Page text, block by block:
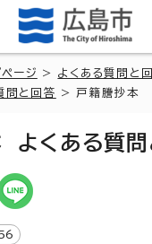
ページ > よくある質問と
問と回答
> 戸籍謄抄本
よくある質問